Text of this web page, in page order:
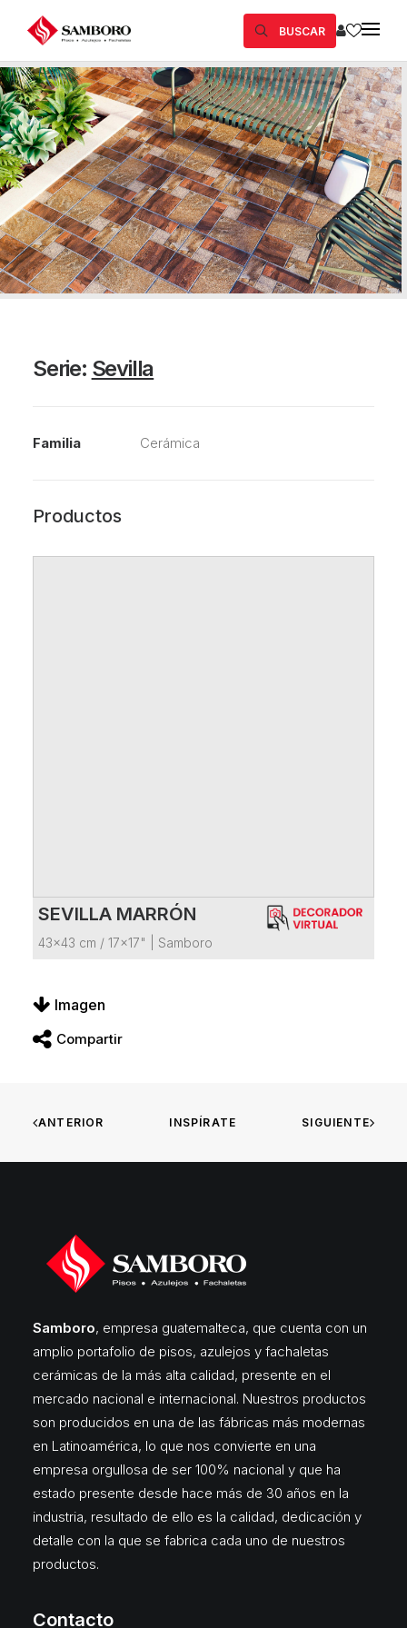
BUSCAR
Serie: Sevilla
Familia Cerámica
Productos
VER FICHA DEL PRODUCTO
SEVILLA MARRÓN
43x43 cm / 17x17" Samboro
Imagen
Compartir
ANTERIOR INSPÍRATE SIGUIENTE
Samboro, empresa guatemalteca, que cuenta con un
amplio portafolio de pisos, azulejos y fachaletas
cerámicas de la más alta calidad, presente en el
mercado nacional e internacional. Nuestros productos
son producidos en una de las fábricas más modernas
en Latinoamérica, lo que nos convierte en una
empresa orgullosa de ser 100% nacional y que ha
estado presente desde hace más de 30 años en la
industria, resultado de ello es la calidad, dedicación y
detalle con la que se fabrica cada uno de nuestros
productos.
Contacto